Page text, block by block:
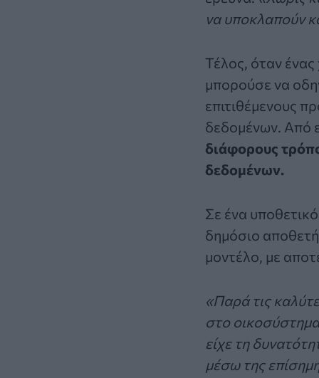
να υποκλαπούν
Τέλος, όταν
μπορούσε να
επιτιθέμενους
δεδομένων. Από
διάφορους
δεδομένων.
Σε ένα
δημόσιο
μοντέλο, με
«Παρά τις
στο
είχε τη
μέσω της